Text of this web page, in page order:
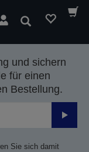
Suchen
und sichern
für einen
Bestellung.
Sie sich damit